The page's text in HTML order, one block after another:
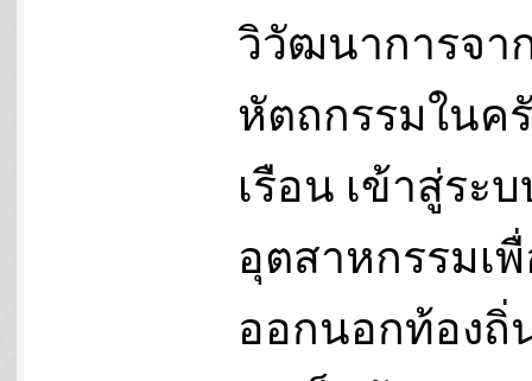
วิวัฒนาการจา
หัตถกรรมในค
เรือน เข้าสู่ระ
อุตสาหกรรมเ
ออกนอกท้องถิ่